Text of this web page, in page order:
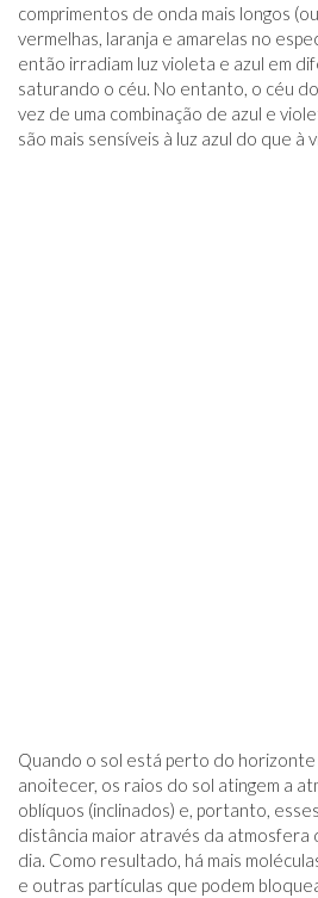
comprimentos de onda mais longos
vermelhas, laranja e amarelas no
então irradiam luz violeta e azul em
saturando o céu. No entanto, o céu
vez de uma combinação de azul e
são mais sensíveis à luz azul do que à
Quando o sol está perto do horizonte
anoitecer, os raios do sol atingem a
oblíquos (inclinados) e, portanto,
distância maior através da atmosfera
dia. Como resultado, há mais
e outras partículas que podem